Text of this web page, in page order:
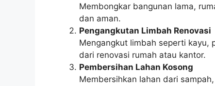
Membongkar bangunan lama,
dan aman.
Pengangkutan Limbah Renovasi
Mengangkut limbah seperti kayu,
dari renovasi rumah atau kantor.
Pembersihan Lahan Kosong
Membersihkan lahan dari